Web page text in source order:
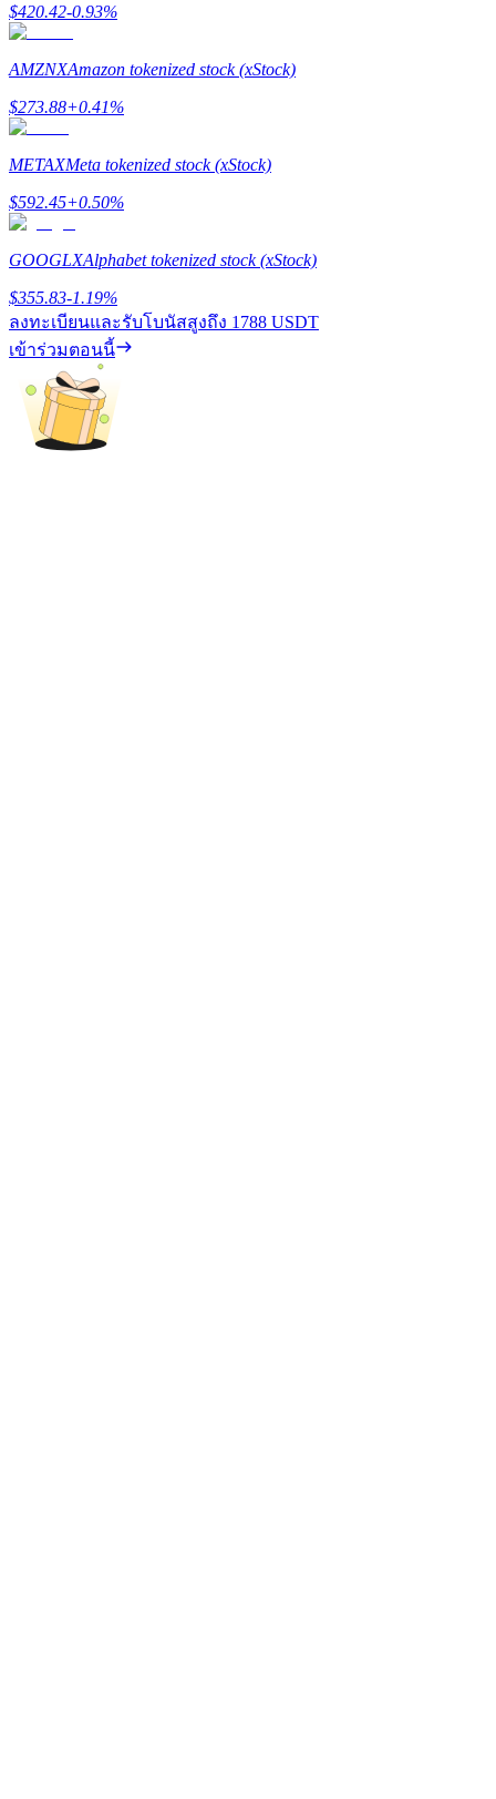
BTC Flexible Staking | Daily Rewards
กิจกรรมเพิ่มเติม
รับรางวัลและสิทธิพิเศษสุดพิเศษ
ศูนย์รางวัล
เข้าสู่ระบบลงชื่อ
$420.42-0.93%
AMZNXAmazon tokenized stock (xStock)
$273.88+0.41%
METAXMeta tokenized stock (xStock)
$592.45+0.50%
GOOGLXAlphabet tokenized stock (xStock)
$355.83-1.19%
ลงทะเบียนและรับโบนัสสูงถึง 1788 USDT
เข้าร่วมตอนนี้